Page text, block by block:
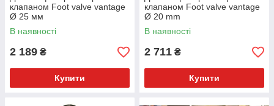
клапаном Foot valve vantage
Ø 25 мм
В наявності
2 189 ₴
Купити
клапаном Foot valve vantage
Ø 20 mm
В наявності
2 711 ₴
Купити